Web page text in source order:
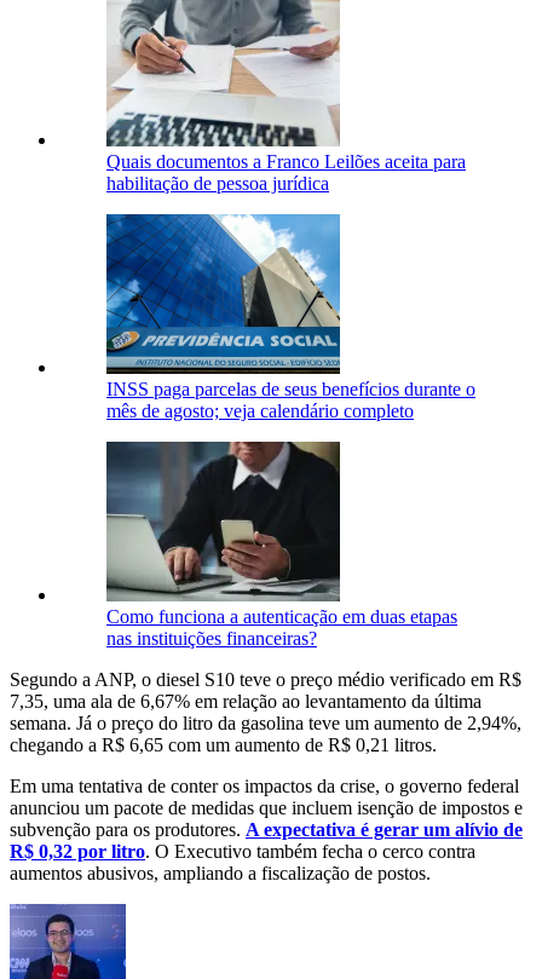
Quais documentos a Franco Leilões aceita para
habilitação de pessoa jurídica
INSS paga parcelas de seus benefícios durante o
mês de agosto; veja calendário completo
Como funciona a autenticação em duas etapas
nas instituições financeiras?
Segundo a ANP, o diesel S10 teve o preço médio verificado em R$
7,35, uma ala de 6,67% em relação ao levantamento da última
semana. Já o preço do litro da gasolina teve um aumento de 2,94%,
chegando a R$ 6,65 com um aumento de R$ 0,21 litros.
Em uma tentativa de conter os impactos da crise, o governo federal
anunciou um pacote de medidas que incluem isenção de impostos e
subvenção para os produtores. A expectativa é gerar um alívio de
R$ 0,32 por litro. O Executivo também fecha o cerco contra
aumentos abusivos, ampliando a fiscalização de postos.